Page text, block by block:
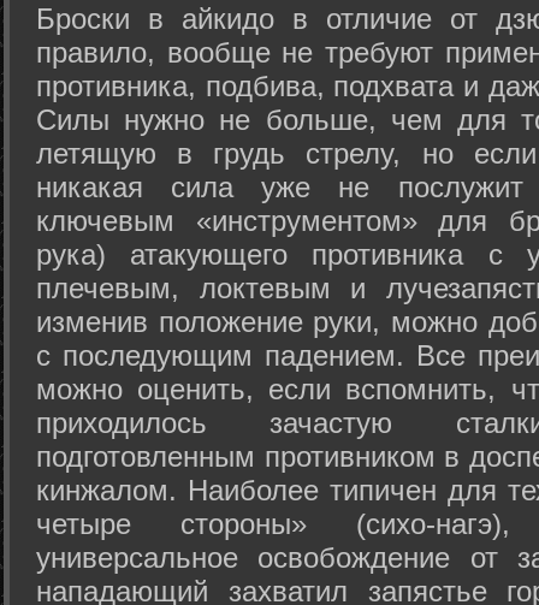
Броски в айкидо в отличие от
правило, вообще не требуют
противника, подбива, подхвата и
Силы нужно не больше, чем для
летящую в грудь стрелу, но
никакая сила уже не
ключевым «инструментом» для
рука) атакующего противника с
плечевым, локтевым и
изменив положение руки, можно
с последующим падением. Все
можно оценить, если вспомнить,
приходилось зачастую
подготовленным противником в
кинжалом. Наиболее типичен для
четыре стороны» (сихо-
универсальное освобождение от
нападающий захватил запястье